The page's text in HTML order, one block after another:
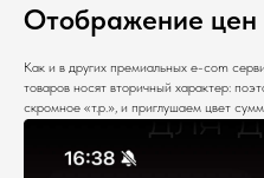
Отображение цен
Как и в других премиальных e-com
товаров носят вторичный характер:
скромное «т.р.», и приглушаем цвет